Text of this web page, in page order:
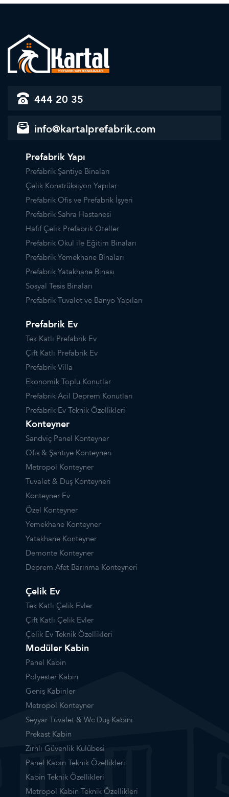
444 20 35
info@kartalprefabrik.com
Prefabrik Yapı
Prefabrik Şantiye Binaları
Çelik Konstrüksiyon Yapılar
Prefabrik Ofis ve Prefabrik İşyeri
Prefabrik Sahra Hastanesi
Hafif Çelik Prefabrik Oteller
Prefabrik Okul ile Eğitim Binaları
Prefabrik Yemekhane Binaları
Prefabrik Yatakhane Binası
Sosyal Tesis Binaları
Prefabrik Tuvalet ve Banyo Yapıları
Prefabrik Ev
Tek Katlı Prefabrik Ev
Çift Katlı Prefabrik Ev
Prefabrik Villa
Ekonomik Toplu Konutlar
Prefabrik Acil Deprem Konutları
Prefabrik Ev Teknik Özellikleri
Konteyner
Sandviç Panel Konteyner
Ofis & Şantiye Konteyneri
Metropol Konteyner
Tuvalet & Duş Konteyneri
Konteyner Ev
Özel Konteyner
Yemekhane Konteyner
Yatakhane Konteyner
Demonte Konteyner
Deprem Afet Barınma Konteyneri
Çelik Ev
Tek Katlı Çelik Evler
Çift Katlı Çelik Evler
Çelik Ev Teknik Özellikleri
Modüler Kabin
Panel Kabin
Polyester Kabin
Geniş Kabinler
Metropol Konteyner
Seyyar Tuvalet & Wc Duş Kabini
Prekast Kabin
Zırhlı Güvenlik Kulübesi
Panel Kabin Teknik Özellikleri
Kabin Teknik Özellikleri
Metropol Kabin Teknik Özellikleri